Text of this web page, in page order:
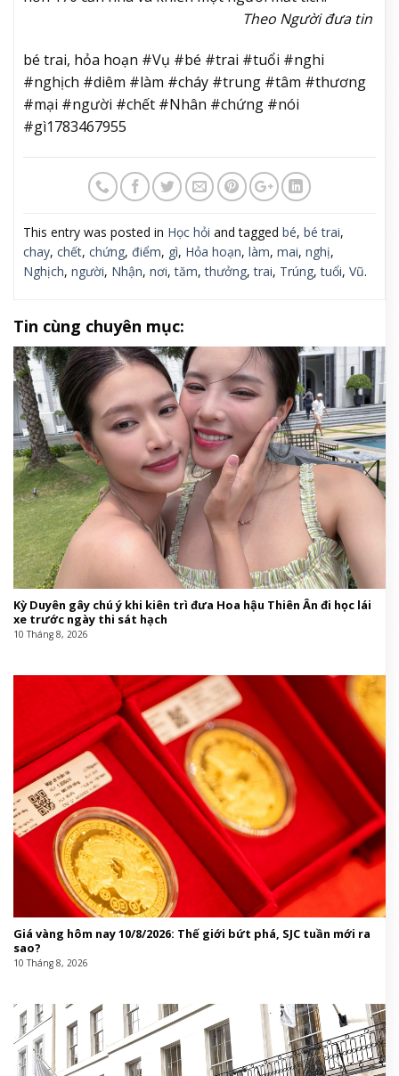
Theo Người đưa tin
bé trai, hỏa hoạn #Vụ #bé #trai #tuổi #nghi
#nghịch #diêm #làm #cháy #trung #tâm #thương
#mại #người #chết #Nhân #chứng #nói
#gì1783467955
This entry was posted in Học hỏi and tagged bé, bé trai,
chay, chết, chứng, điểm, gì, Hỏa hoạn, làm, mai, nghị,
Nghịch, người, Nhận, nơi,tăm,thưởng,trai, Trúng,tuổi, Vũ.
Tin cùng chuyên mục:
Kỳ Duyên gây chú ý khi kiên trì đưa Hoa hậu Thiên Ân đi học lái
xe trước ngày thi sát hạch
10 Tháng 8, 2026
Giá vàng hôm nay 10/8/2026: Thế giới bứt phá, SJC tuần mới ra
sao?
10 Tháng 8, 2026